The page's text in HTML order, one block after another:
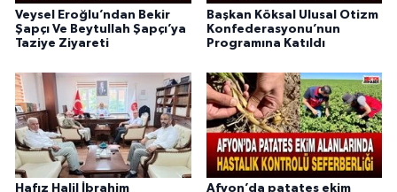
Veysel Eroğlu’ndan Bekir
Şapçı Ve Beytullah Şapçı’ya
Taziye Ziyareti
Başkan Köksal Ulusal Otizm
Konfederasyonu’nun
Programına Katıldı
Hafız Halil İbrahim Afyon’da patates ekim